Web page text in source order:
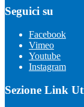
Seguici su
Facebook
Vimeo
Youtube
Instagram
Sezione Link